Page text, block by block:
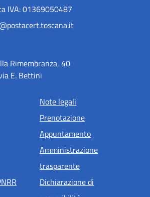
IVA: 01369050487
Rimembranza, 40
E. Bettini
pagina
Note legali
Prenotazione
Appuntamento
Amministrazione
trasparente
Dichiarazione di